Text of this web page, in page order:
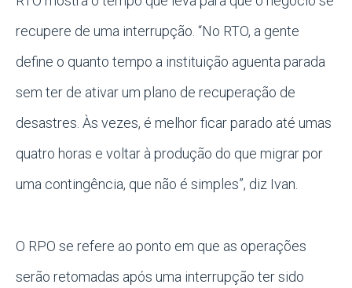
recupere de uma interrupção. “No RTO, a gente
define o quanto tempo a instituição aguenta parada
sem ter de ativar um plano de recuperação de
desastres. Às vezes, é melhor ficar parado até umas
quatro horas e voltar à produção do que migrar por
uma contingência, que não é simples”, diz Ivan.
O RPO se refere ao ponto em que as operações
serão retomadas após uma interrupção ter sido